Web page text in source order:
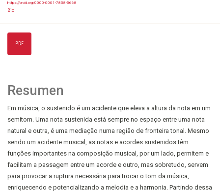
https://orcid.org/0000-0001-7858-5668
Bio
PDF
Resumen
Em música, o sustenido é um acidente que eleva a altura da nota em um
semitom. Uma nota sustenida está sempre no espaço entre uma nota
natural e outra, é uma mediação numa região de fronteira tonal. Mesmo
sendo um acidente musical, as notas e acordes sustenidos têm
funções importantes na composição musical, por um lado, permitem e
facilitam a passagem entre um acorde e outro, mas sobretudo, servem
para provocar a ruptura necessária para trocar o tom da música,
enriquecendo e potencializando a melodia e a harmonia. Partindo dessa